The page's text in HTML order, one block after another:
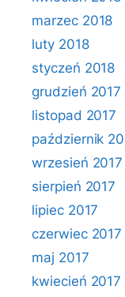
marzec 2018
luty 2018
styczeń 2018
grudzień 2017
listopad 2017
październik
wrzesień 2017
sierpień 2017
lipiec 2017
czerwiec 2017
maj 2017
kwiecień 2017